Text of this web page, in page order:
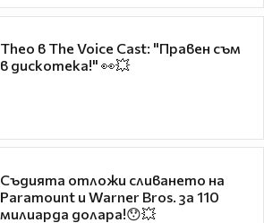
Theo в The Voice Cast: "Правен съм
в дискотека!" 👀💥
Съдията отложи сливането на
Paramount и Warner Bros. за 110
милиарда долара!😯💥